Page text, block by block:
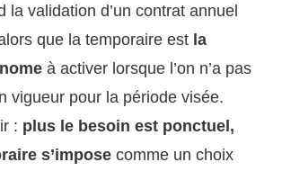
la validation d’un contrat annuel
que la temporaire est la
à activer lorsque l’on n’a pas
vigueur pour la période visée.
: plus le besoin est ponctuel,
s’impose comme un choix